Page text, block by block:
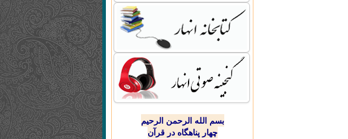
بسم الله الرحمن الرحیم
چهار پناهگاه در قرآن